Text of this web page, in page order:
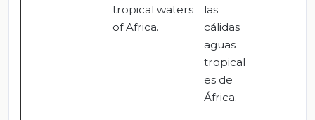
tropical waters
of Africa.
las
cálidas
aguas
tropical
es de
África.